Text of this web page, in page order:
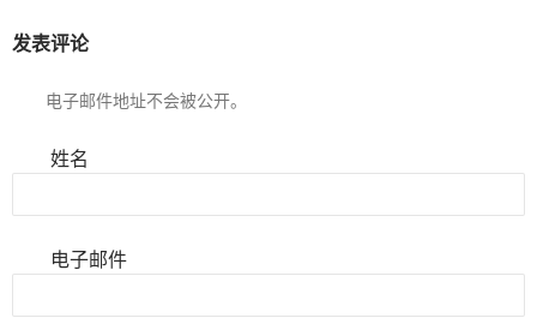
发表评论
电子邮件地址不会被公开。
姓名
电子邮件